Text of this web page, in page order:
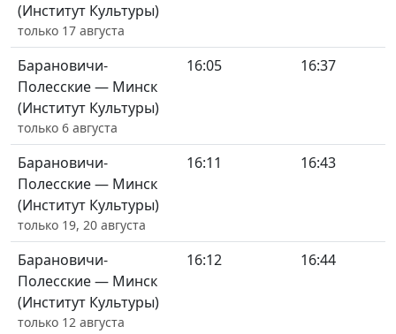
(Институт Культуры)
только 17 августа
Барановичи-
Полесские — Минск
(Институт Культуры)
только 6 августа
16:05 16:37
Барановичи-
Полесские — Минск
(Институт Культуры)
только 19, 20 августа
16:11 16:43
Барановичи-
Полесские — Минск
(Институт Культуры)
только 12 августа
16:12 16:44